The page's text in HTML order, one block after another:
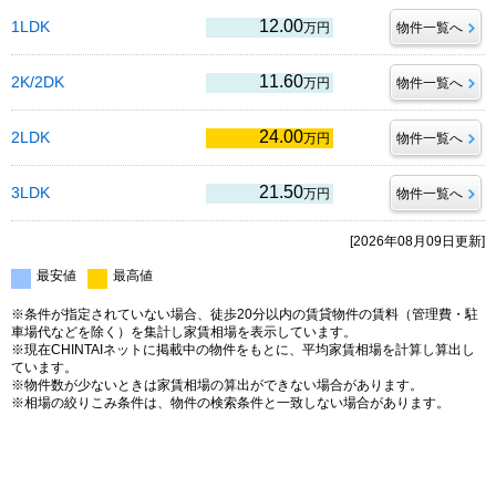
1LDK 12.00万円 物件一覧へ
2K/2DK 11.60万円 物件一覧へ
2LDK 24.00万円 物件一覧へ
3LDK 21.50万円 物件一覧へ
[2026年08月09日更新]
最安値 最高値
※条件が指定されていない場合、徒歩20分以内の賃貸物件の賃料（管理費・駐
車場代などを除く）を集計し家賃相場を表示しています。
※現在CHINTAIネットに掲載中の物件をもとに、平均家賃相場を計算し算出し
ています。
※物件数が少ないときは家賃相場の算出ができない場合があります。
※相場の絞りこみ条件は、物件の検索条件と一致しない場合があります。